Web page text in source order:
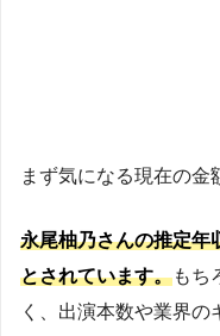
まず気になる現在の金
永尾柚乃さんの推定年
とされています。もち
く、出演本数や業界の